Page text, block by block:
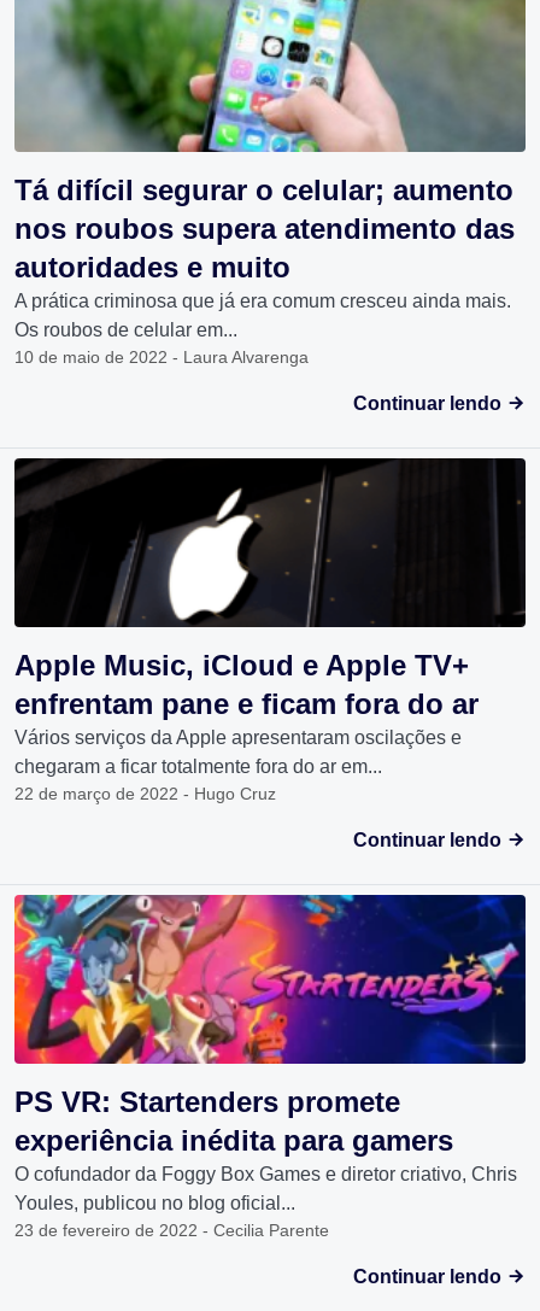
Tá difícil segurar o celular; aumento
nos roubos supera atendimento das
autoridades e muito
A prática criminosa que já era comum cresceu ainda mais.
Os roubos de celular em...
10 de maio de 2022 - Laura Alvarenga
Continuar lendo
Apple Music, iCloud e Apple TV+
enfrentam pane e ficam fora do ar
Vários serviços da Apple apresentaram oscilações e
chegaram a ficar totalmente fora do ar em...
22 de março de 2022 - Hugo Cruz
Continuar lendo
PS VR: Startenders promete
experiência inédita para gamers
O cofundador da Foggy Box Games e diretor criativo, Chris
Youles, publicou no blog oficial...
23 de fevereiro de 2022 - Cecilia Parente
Continuar lendo